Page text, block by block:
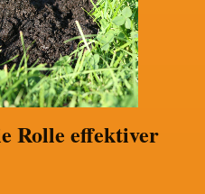
Rolle effektiver